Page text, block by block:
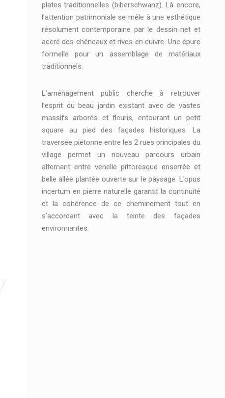
plates traditionnelles (biberschwanz). Là encore,
l’attention patrimoniale se mêle à une esthétique
résolument contemporaine par le dessin net et
acéré des chêneaux et rives en cuivre. Une épure
formelle pour un assemblage de matériaux
traditionnels.
L’aménagement public cherche à retrouver
l’esprit du beau jardin existant avec de vastes
massifs arborés et fleuris, entourant un petit
square au pied des façades historiques. La
traversée piétonne entre les 2 rues principales du
village permet un nouveau parcours urbain
alternant entre venelle pittoresque enserrée et
belle allée plantée ouverte sur le paysage. L’opus
incertum en pierre naturelle garantit la continuité
et la cohérence de ce cheminement tout en
s’accordant avec la teinte des façades
environnantes.